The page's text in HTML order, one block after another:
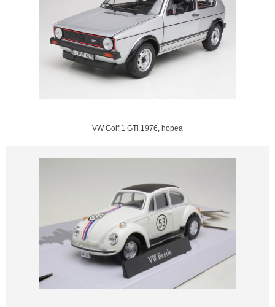
VW Golf 1 GTi 1976, hopea